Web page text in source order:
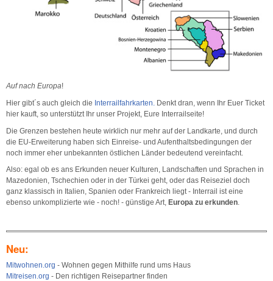
Auf nach Europa!
Hier gibt´s auch gleich die Interrailfahrkarten. Denkt dran, wenn Ihr Euer Ticket
hier kauft, so unterstützt Ihr unser Projekt, Eure Interrailseite!
Die Grenzen bestehen heute wirklich nur mehr auf der Landkarte, und durch
die EU-Erweiterung haben sich Einreise- und Aufenthaltsbedingungen der
noch immer eher unbekannten östlichen Länder bedeutend vereinfacht.
Also: egal ob es ans Erkunden neuer Kulturen, Landschaften und Sprachen in
Mazedonien, Tschechien oder in der Türkei geht, oder das Reiseziel doch
ganz klassisch in Italien, Spanien oder Frankreich liegt - Interrail ist eine
ebenso unkomplizierte wie - noch! - günstige Art, Europa zu erkunden.
Neu:
Mitwohnen.org - Wohnen gegen Mithilfe rund ums Haus
Mitreisen.org - Den richtigen Reisepartner finden